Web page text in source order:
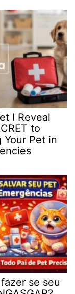
I Reveal
to
Your Pet in
se seu